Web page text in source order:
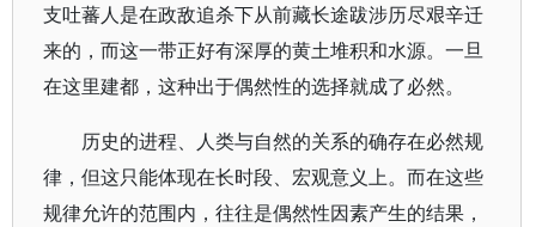
支吐蕃人是在政敌追杀下从前藏长途跋涉历尽艰辛迁
来的，而这一带正好有深厚的黄土堆积和水源。一旦
在这里建都，这种出于偶然性的选择就成了必然。
历史的进程、人类与自然的关系的确存在必然规
律，但这只能体现在长时段、宏观意义上。而在这些
规律允许的范围内，往往是偶然性因素产生的结果，